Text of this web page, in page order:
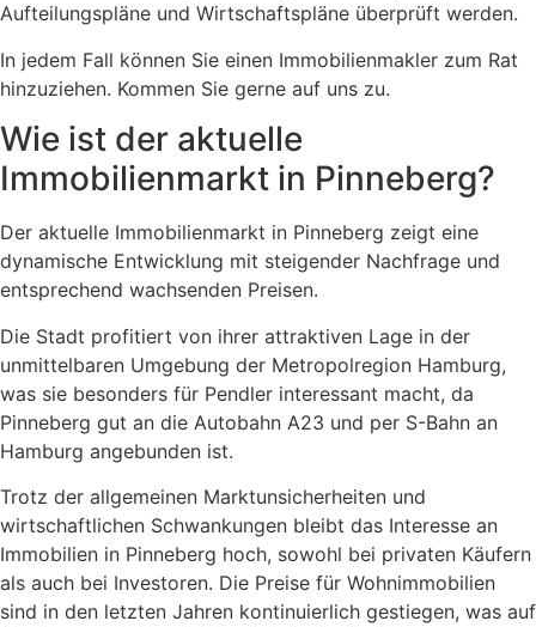
Aufteilungspläne und Wirtschaftspläne überprüft werden.
In jedem Fall können Sie einen Immobilienmakler zum Rat
hinzuziehen. Kommen Sie gerne auf uns zu.
Wie ist der aktuelle
Immobilienmarkt in Pinneberg?
Der aktuelle Immobilienmarkt in Pinneberg zeigt eine
dynamische Entwicklung mit steigender Nachfrage und
entsprechend wachsenden Preisen.
Die Stadt profitiert von ihrer attraktiven Lage in der
unmittelbaren Umgebung der Metropolregion Hamburg,
was sie besonders für Pendler interessant macht, da
Pinneberg gut an die Autobahn A23 und per S-Bahn an
Hamburg angebunden ist.
Trotz der allgemeinen Marktunsicherheiten und
wirtschaftlichen Schwankungen bleibt das Interesse an
Immobilien in Pinneberg hoch, sowohl bei privaten Käufern
als auch bei Investoren. Die Preise für Wohnimmobilien
sind in den letzten Jahren kontinuierlich gestiegen, was auf